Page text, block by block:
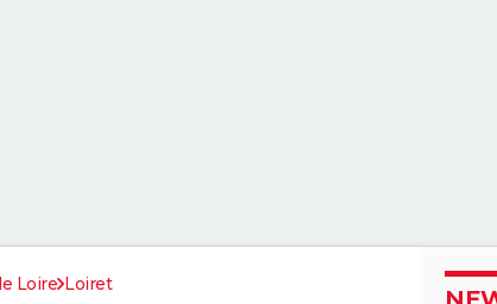
Loire Loiret